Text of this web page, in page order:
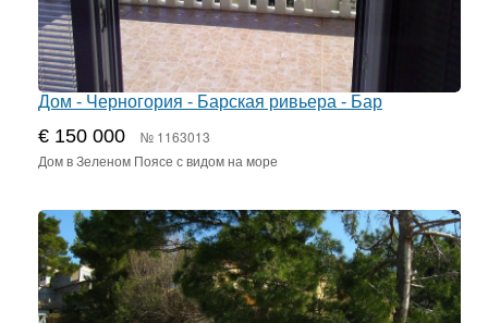
Дом - Черногория - Барская ривьера - Бар
€ 150 000 № 1163013
Дом в Зеленом Поясе с видом на море